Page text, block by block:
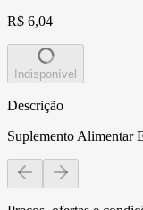
R$ 6,04
Indisponível
Descrição
Suplemento Alimentar